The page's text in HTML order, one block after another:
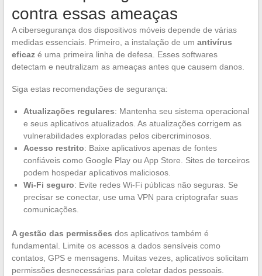
contra essas ameaças
A cibersegurança dos dispositivos móveis depende de várias
medidas essenciais. Primeiro, a instalação de um antivírus
eficazé uma primeira linha de defesa. Esses softwares
detectam e neutralizam as ameaças antes que causem danos.
Siga estas recomendações de segurança:
Atualizações regulares: Mantenha seu sistema operacional
e seus aplicativos atualizados. As atualizações corrigem as
vulnerabilidades exploradas pelos cibercriminosos.
Acesso restrito: Baixe aplicativos apenas de fontes
confiáveis como Google Play ou App Store. Sites de terceiros
podem hospedar aplicativos maliciosos.
Wi-Fi seguro: Evite redes Wi-Fi públicas não seguras. Se
precisar se conectar, use uma VPN para criptografar suas
comunicações.
A gestão das permissões dos aplicativos também é
fundamental. Limite os acessos a dados sensíveis como
contatos, GPS e mensagens. Muitas vezes, aplicativos solicitam
permissões desnecessárias para coletar dados pessoais.